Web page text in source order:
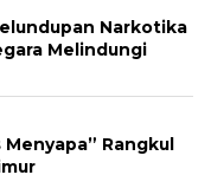
Narkotika
Melindungi
Rangkul